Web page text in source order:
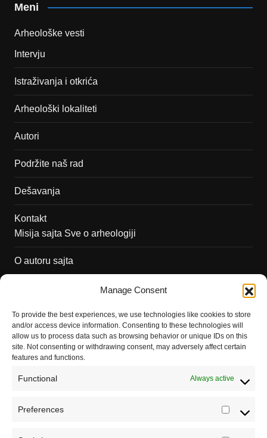
Manage Consent
To provide the best experiences, we use technologies like cookies to store
and/or access device information. Consenting to these technologies will
allow us to process data such as browsing behavior or unique IDs on this
site. Not consenting or withdrawing consent, may adversely affect certain
features and functions.
Functional Always active
Preferences
Meni
Arheološke vesti
Intervju
Istraživanja i otkrića
Arheološki lokaliteti
Autori
Podržite naš rad
Dešavanja
Kontakt
Misija sajta Sve o arheologiji
O autoru sajta
Saradnja